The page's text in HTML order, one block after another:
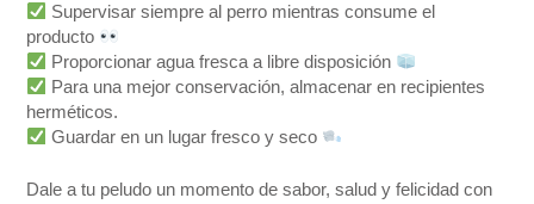
Supervisar siempre al perro mientras consume el
producto
Proporcionar agua fresca a libre disposición
Para una mejor conservación, almacenar en recipientes
herméticos.
Guardar en un lugar fresco y seco
Dale a tu peludo un momento de sabor, salud y felicidad con